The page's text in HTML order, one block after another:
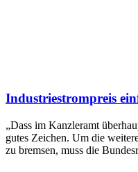
Industriestrompreis
„Dass im Kanzleramt
gutes Zeichen. Um die
zu bremsen, muss die